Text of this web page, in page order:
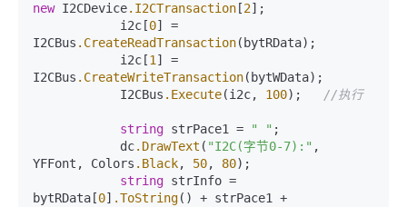
new I2CDevice.I2CTransaction [2];
i2c[0] =
I2CBus .CreateReadTransaction(bytRData);
i2c[1 ] =
I2CBus .CreateWriteTransaction(bytWData);
I2CBus .Execute(i2c, 100); //执行
string strPace1 = " " ;
dc.DrawText ( "I2C(字节0-7):" ,
YFFont, Colors .Black, 50, 80);
string strInfo =
bytRData[0] .ToString() + strPace1 +